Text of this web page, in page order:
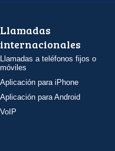
Llamadas
internacionales
Llamadas a teléfonos fijos o
móviles
Aplicación para iPhone
Aplicación para Android
VoIP